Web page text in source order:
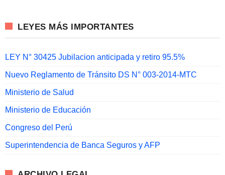
LEYES MÁS IMPORTANTES
LEY N° 30425 Jubilacion anticipada y retiro 95.5%
Nuevo Reglamento de Tránsito DS N° 003-2014-MTC
Ministerio de Salud
Ministerio de Educación
Congreso del Perú
Superintendencia de Banca Seguros y AFP